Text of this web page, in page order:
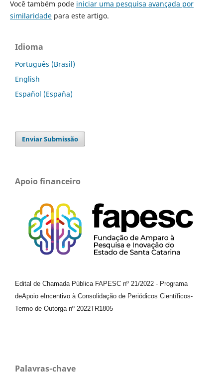
Você também pode iniciar uma pesquisa avançada por
similaridadepara este artigo.
Idioma
Português (Brasil)
English
Español (España)
Enviar Submissão
Apoio financeiro
Edital de Chamada Pública FAPESC nº 21/2022 - Programa
deApoio e Incentivo à Consolidação de Periódicos Científicos-
Termo de Outorga nº 2022TR1805
Palavras-chave